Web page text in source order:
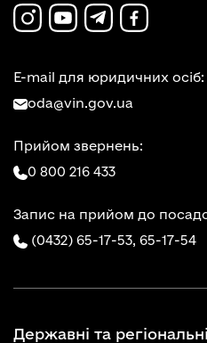
E-mail для юридичних осіб:
oda@vin.gov.ua
Прийом звернень:
0 800 216 433
Запис на прийом до
(0432) 65-17-53, 65-17-54
Державні та